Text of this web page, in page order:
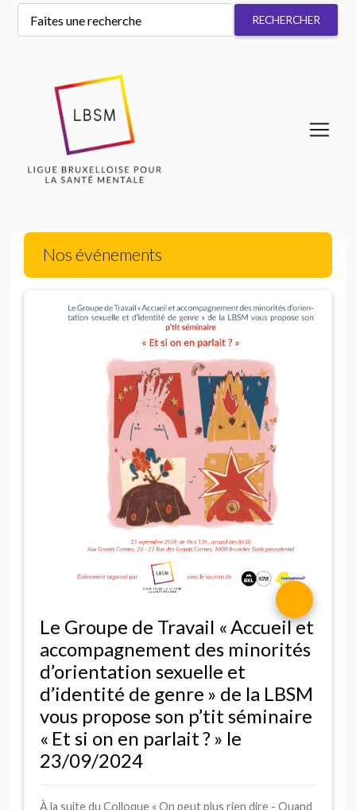
Nos événements
Le Groupe de Travail «Accueil et
accompagnement des minorités
d’orientation sexuelle et
d’identité de genre » de la LBSM
vous propose son p’tit séminaire
« Et si on en parlait? » le
23/09/2024
À la suite du Colloque «On peut plus rien dire - Quand